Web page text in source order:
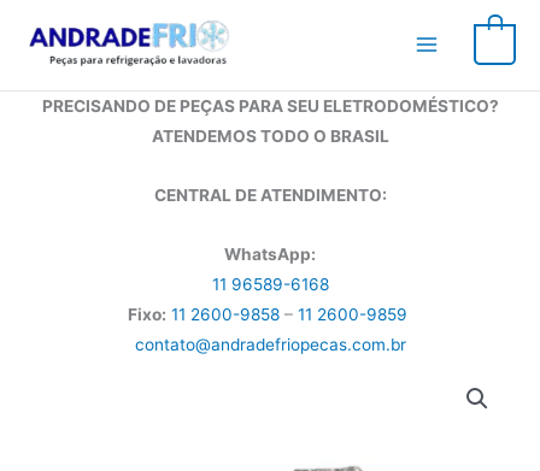
para
conteúdo
PRECISANDO DE PEÇAS PARA SEU ELETRODOMÉSTICO?
ATENDEMOS TODO O BRASIL
CENTRAL DE ATENDIMENTO:
WhatsApp:
11 96589-6168
Fixo: 11 2600-9858 – 11 2600-9859
contato@andradefriopecas.com.br